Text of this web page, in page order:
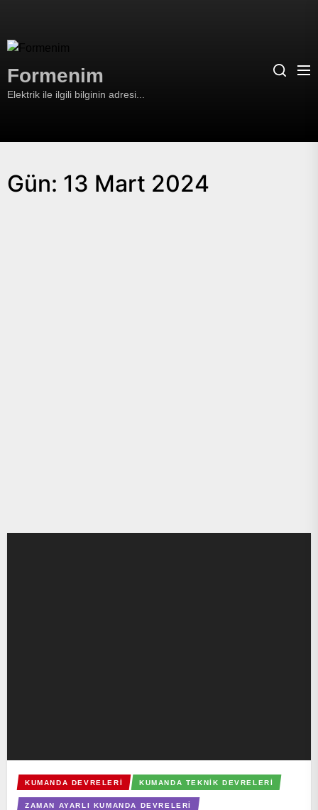
the
Formenim
Elektrik ile ilgili bilginin adresi...
Gün: 13 Mart 2024
KUMANDA DEVRELERI KUMANDA TEKNIK DEVRELERI
ZAMAN AYARLI KUMANDA DEVRELERI